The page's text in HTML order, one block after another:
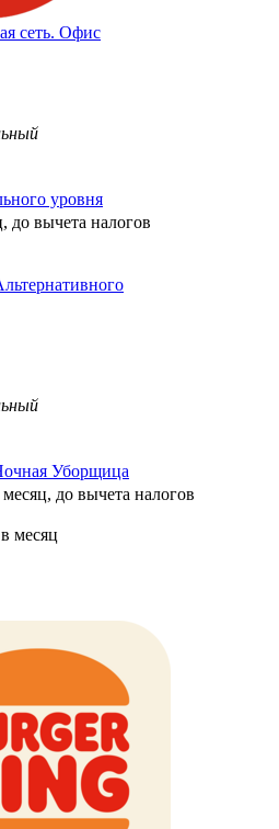
сеть. Офис
уровня
до вычета налогов
Уборщица
месяц, до вычета налогов
месяц